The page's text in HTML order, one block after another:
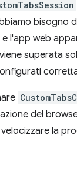
bisogno
l'app web
superata
del
la